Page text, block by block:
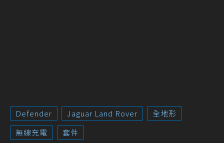
Defender Jaguar Land Rover
全地形
無線充電
套件